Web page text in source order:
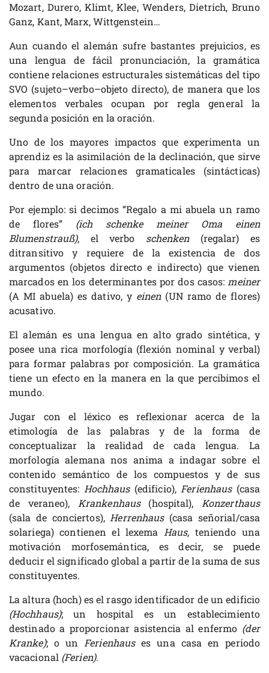
Mozart, Durero, Klimt, Klee, Wenders, Dietrich, Bruno
Ganz, Kant, Marx, Wittgenstein…
Aun cuando el alemán sufre bastantes prejuicios, es
una lengua de fácil pronunciación, la gramática
contiene relaciones estructurales sistemáticas del tipo
SVO (sujeto–verbo–objeto directo), de manera que los
elementos verbales ocupan por regla general la
segunda posición en la oración.
Uno de los mayores impactos que experimenta un
aprendiz es la asimilación de la declinación, que sirve
para marcar relaciones gramaticales (sintácticas)
dentro de una oración.
Por ejemplo: si decimos “Regalo a mi abuela un ramo
de flores” (ich schenke meiner Oma einen
Blumenstrauß), el verbo schenken(regalar) es
ditransitivo y requiere de la existencia de dos
argumentos (objetos directo e indirecto) que vienen
marcados en los determinantes por dos casos:meiner
(A MI abuela) es dativo, y einen(UN ramo de flores)
acusativo.
El alemán es una lengua en alto grado sintética, y
posee una rica morfología (flexión nominal y verbal)
para formar palabras por composición. La gramática
tiene un efecto en la manera en la que percibimos el
mundo.
Jugar con el léxico es reflexionar acerca de la
etimología de las palabras y de la forma de
conceptualizar la realidad de cada lengua. La
morfología alemana nos anima a indagar sobre el
contenido semántico de los compuestos y de sus
constituyentes: Hochhaus(edificio),Ferienhaus(casa
de veraneo), Krankenhaus(hospital), Konzerthaus
(sala de conciertos),Herrenhaus(casa señorial/casa
solariega) contienen el lexema Haus, teniendo una
motivación morfosemántica, es decir, se puede
deducir el significado global a partir de la suma de sus
constituyentes.
La altura (hoch) es el rasgo identificador de un edificio
(Hochhaus); un hospital es un establecimiento
destinado a proporcionar asistencia al enfermo (der
Kranke); o unFerienhauses una casa en periodo
vacacional (Ferien).